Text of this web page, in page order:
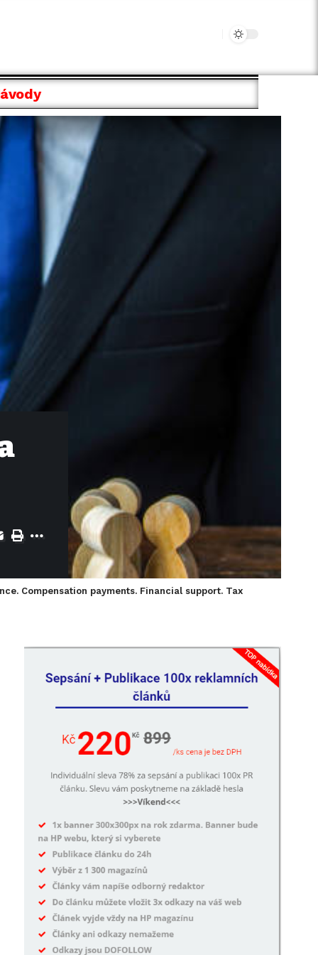
Compensation payments. Financial support. Tax